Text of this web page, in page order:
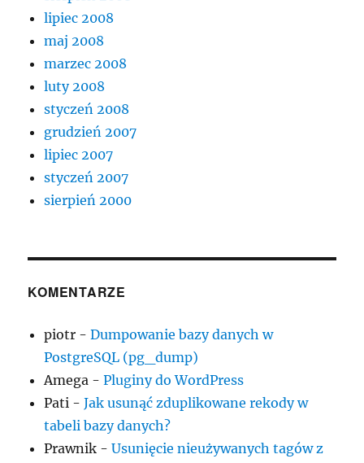
lipiec 2008
maj 2008
marzec 2008
luty 2008
styczeń 2008
grudzień 2007
lipiec 2007
styczeń 2007
sierpień 2000
KOMENTARZE
piotr -Dumpowanie bazy danych w
PostgreSQL (pg_dump)
Amega -Pluginy do WordPress
Pati -Jak usunąć zduplikowane rekody w
tabeli bazy danych?
Prawnik -Usunięcie nieużywanych tagów z